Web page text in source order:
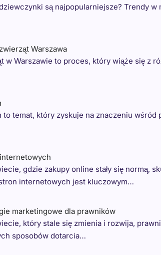
są najpopularniejsze? Trendy w
Warszawa
w Warszawie to proces, który wiąże się z
to temat, który zyskuje na znaczeniu wśród
gdzie zakupy online stały się normą,
internetowych jest kluczowym…
marketingowe dla prawników
który stale się zmienia i rozwija,
sposobów dotarcia…